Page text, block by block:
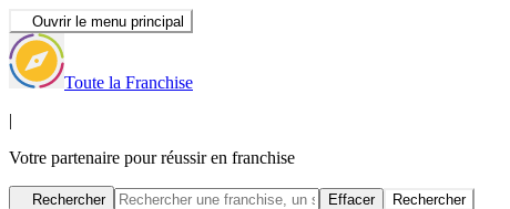
Ouvrir le menu principal
Toute la Franchise
|
Votre partenaire pour réussir en franchise
Rechercher Effacer Rechercher